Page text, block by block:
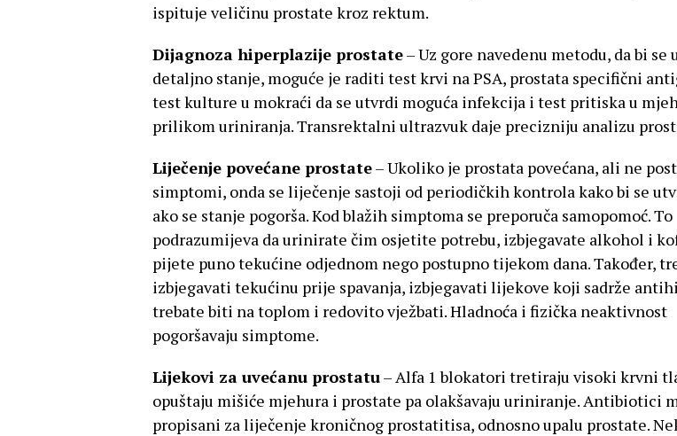
ispituje veličinu prostate kroz rektum.
Dijagnoza hiperplazije prostate– Uz gore navedenu metodu, da bi
detaljno stanje, moguće je raditi test krvi na PSA, prostata specifični
test kulture u mokraći da se utvrdi moguća infekcija i test pritiska u
prilikom uriniranja. Transrektalni ultrazvuk daje precizniju analizu
Liječenje povećane prostate– Ukoliko je prostata povećana, ali ne
simptomi, onda se liječenje sastoji od periodičkih kontrola kako bi se
ako se stanje pogorša. Kod blažih simptoma se preporuča samopomoć. To
podrazumijeva da urinirate čim osjetite potrebu, izbjegavate alkohol i
pijete puno tekućine odjednom nego postupno tijekom dana. Također,
izbjegavati tekućinu prije spavanja, izbjegavati lijekove koji sadrže
trebate biti na toplom i redovito vježbati. Hladnoća i fizička neaktivnost
pogoršavaju simptome.
Lijekovi za uvećanu prostatu– Alfa 1 blokatori tretiraju visoki krvni
opuštaju mišiće mjehura i prostate pa olakšavaju uriniranje. Antibiotici
propisani za liječenje kroničnog prostatitisa, odnosno upalu prostate.